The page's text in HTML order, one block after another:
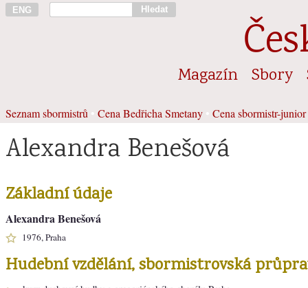
ENG Hledat
Magazín Sbory
Seznam sbormistrů Cena Bedřicha Smetany Cena sbormistr-junior
Alexandra Benešová
Základní údaje
Alexandra Benešová
1976, Praha
Hudební vzdělání, sbormistrovská